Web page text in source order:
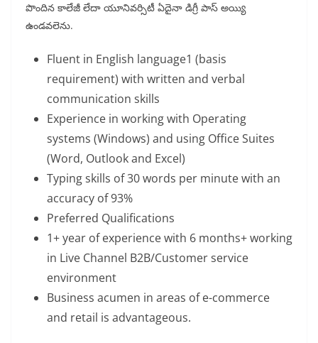
పొందిన కాలేజీ లేదా యూనివర్సిటీ ఏదైనా డిగ్రీ పాస్ అయ్యి
ఉండవలెను.
Fluent in English language1 (basis
requirement) with written and verbal
communication skills
Experience in working with Operating
systems (Windows) and using Office Suites
(Word, Outlook and Excel)
Typing skills of 30 words per minute with an
accuracy of 93%
Preferred Qualifications
1+ year of experience with 6 months+ working
in Live Channel B2B/Customer service
environment
Business acumen in areas of e-commerce
and retail is advantageous.